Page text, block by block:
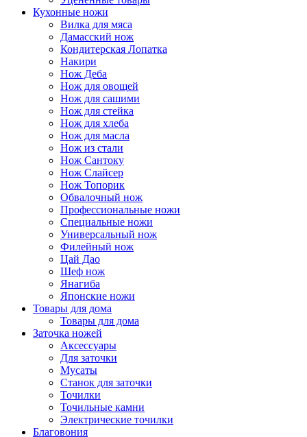
Кухонные ножи
Вилка для мяса
Дамасский нож
Кондитерская Лопатка
Накири
Нож Деба
Нож для овощей
Нож для сашими
Нож для стейка
Нож для хлеба
Нож для масла
Нож из стали
Нож Сантоку
Нож Слайсер
Нож Топорик
Обвалочный нож
Профессиональные ножи
Специальные ножи
Универсальный нож
Филейный нож
Цай Дао
Шеф нож
Янагиба
Японские ножи
Товары для дома
Товары для дома
Заточка ножей
Аксессуары
Для заточки
Мусаты
Станок для заточки
Точилки
Точильные камни
Электрические точилки
Благовония